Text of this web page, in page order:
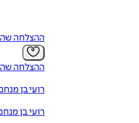
ההצלחה
ההצלחה
רועי בן
רועי בן